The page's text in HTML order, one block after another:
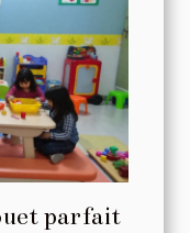
parfait